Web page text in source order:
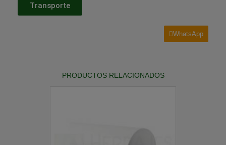
Transporte
WhatsApp
PRODUCTOS RELACIONADOS